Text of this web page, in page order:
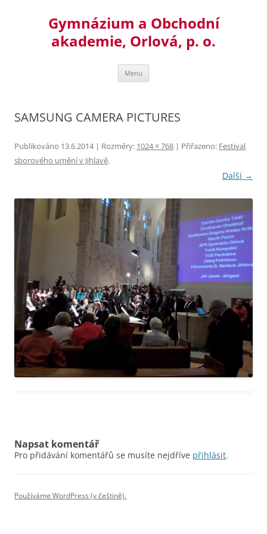
Gymnázium a Obchodní
akademie, Orlová, p. o.
Menu
SAMSUNG CAMERA PICTURES
Publikováno 13.6.2014| Rozměry: 1024 × 768 | Přiřazeno: Festival
sborového umění v Jihlavě.
Další →
Napsat komentář
Pro přidávání komentářů se musíte nejdříve přihlásit.
Používáme WordPress (v češtině).